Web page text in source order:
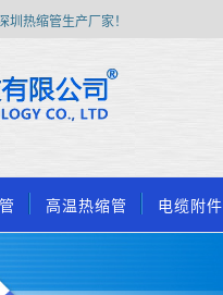
热缩管生产厂家！
高温热缩管 电缆附件